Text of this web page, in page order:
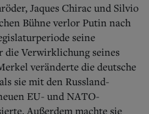
Jaques Chirac und Silvio
Bühne verlor Putin nach
seine
Verwirklichung seines
veränderte die deutsche
sie mit den Russland-
EU- und NATO-
Außerdem machte sie